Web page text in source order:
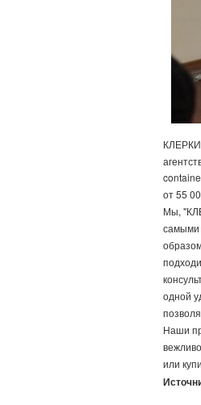
от 55
Мы,
самыми
одной
Наши
или